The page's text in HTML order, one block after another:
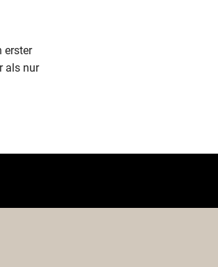
erster
als nur